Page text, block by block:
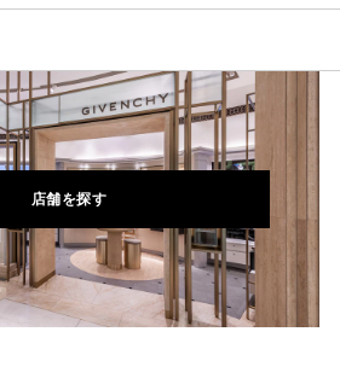
店舗を探す(NEW
WINDOW)